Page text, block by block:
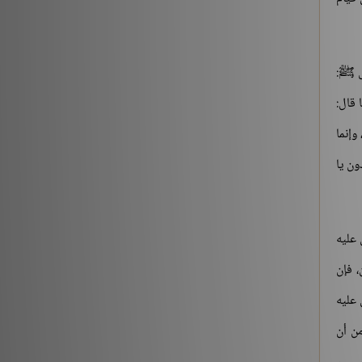
ﷺ:
قال:
يا
عليه
فإن
أن